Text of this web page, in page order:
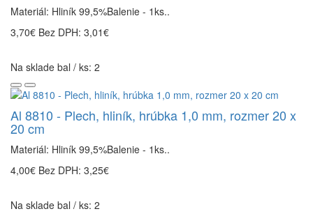
Materiál: Hliník 99,5%Balenie - 1ks..
3,70€ Bez DPH: 3,01€
Na sklade bal / ks: 2
Al 8810 - Plech, hliník, hrúbka 1,0 mm, rozmer 20 x
20 cm
Materiál: Hliník 99,5%Balenie - 1ks..
4,00€ Bez DPH: 3,25€
Na sklade bal / ks: 2